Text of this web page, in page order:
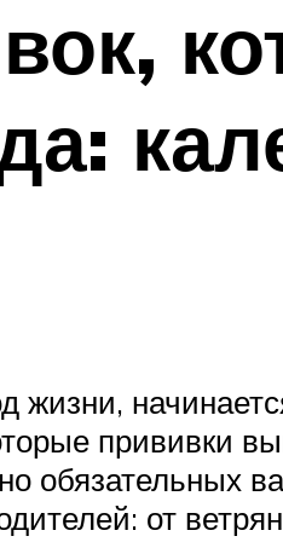
жизни,
прививки
обязательных
от